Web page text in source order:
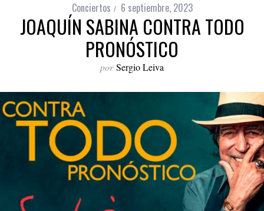
Conciertos 6 septiembre, 2023
JOAQUÍN SABINA CONTRA TODO
PRONÓSTICO
por Sergio Leiva